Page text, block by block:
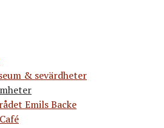
& sevärdheter
Emils Backe